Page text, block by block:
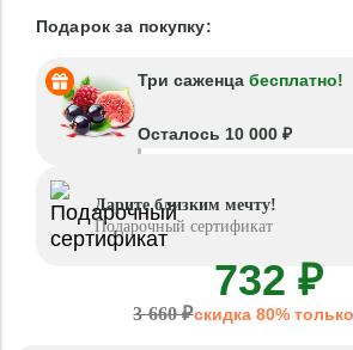
Подарок за покупку:
Три саженца бесплатно!
Осталось 10 000 ₽
Дарите близким мечту!
Подарочный сертификат
732 ₽
3 660 ₽скидка 80%